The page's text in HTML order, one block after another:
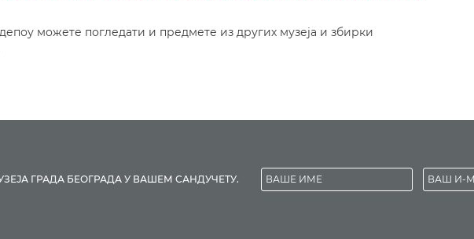
можете погледати и предмете из других музеја и збирки
ГРАДА БЕОГРАДА У ВАШЕМ САНДУЧЕТУ.